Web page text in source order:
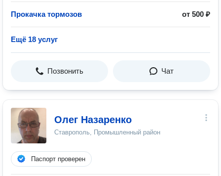
Прокачка тормозов от 500 ₽
Ещё 18 услуг
Позвонить Чат
Олег Назаренко
Ставрополь, Промышленный район
Паспорт проверен